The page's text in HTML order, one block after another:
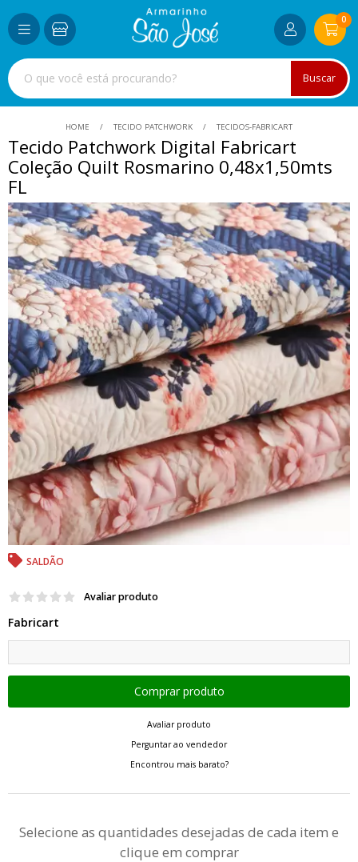
Buscar
0
HOME TECIDO PATCHWORK TECIDOS-FABRICART
Tecido Patchwork Digital Fabricart
Coleção Quilt Rosmarino 0,48x1,50mts
FL
SALDÃO
Avaliar produto
Fabricart
Avaliar produto
Perguntar ao vendedor
Encontrou mais barato?
Selecione as quantidades desejadas de cada item e
clique em comprar